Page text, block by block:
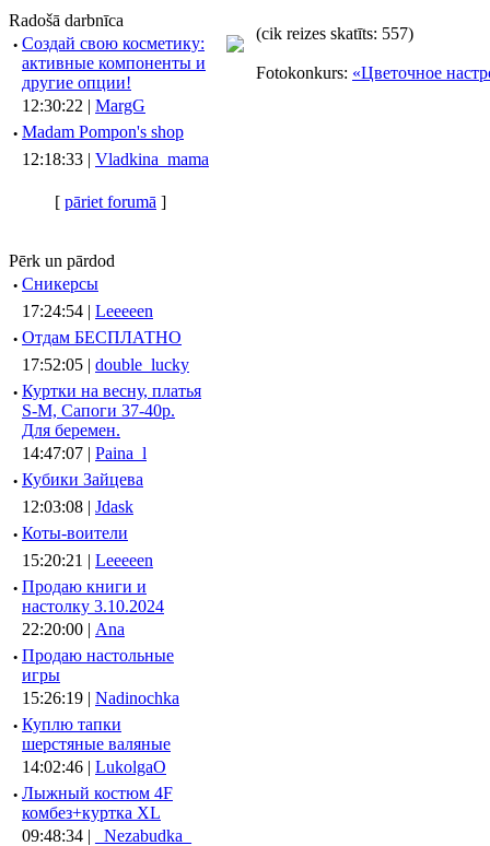
Radošā darbnīca
· Создай свою косметику:
активные компоненты и
другие опции!
12:30:22 | MargG
· Madam Pompon's shop
12:18:33 | Vladkina_mama
[ pāriet forumā ]
Pērk un pārdod
· Сникерсы
17:24:54 | Leeeeen
· Отдам БЕСПЛАТНО
17:52:05 | double_lucky
· Куртки на весну, платья
S-M, Сапоги 37-40р.
Для беремен.
14:47:07 | Paina_l
· Кубики Зайцева
12:03:08 | Jdask
· Коты-воители
15:20:21 | Leeeeen
· Продаю книги и
настолку 3.10.2024
22:20:00 | Ana
· Продаю настольные
игры
15:26:19 | Nadinochka
· Куплю тапки
шерстяные валяные
14:02:46 | LukolgaO
· Лыжный костюм 4F
комбез+куртка XL
09:48:34 |
_Nezabudka_
(cik reizes skatīts: 557)
Fotokonkurs: «Цветочное